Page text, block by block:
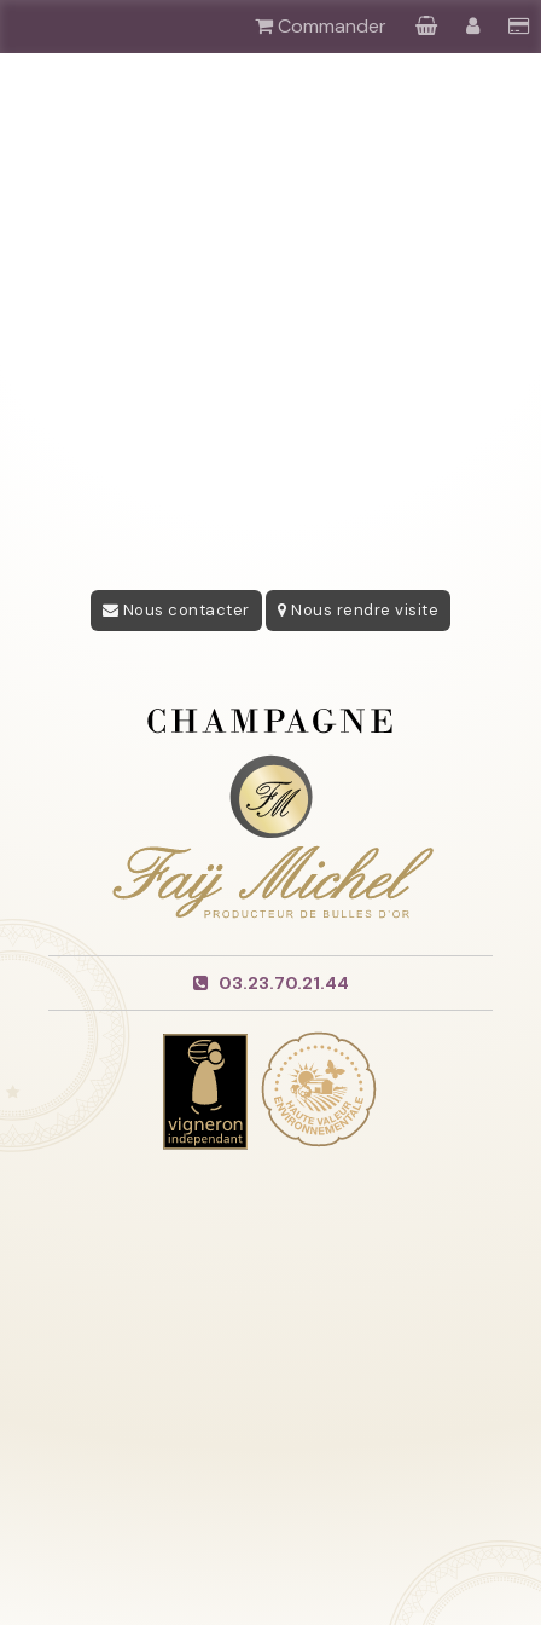
Commander
Nous contacter Nous rendre visite
03.23.70.21.44